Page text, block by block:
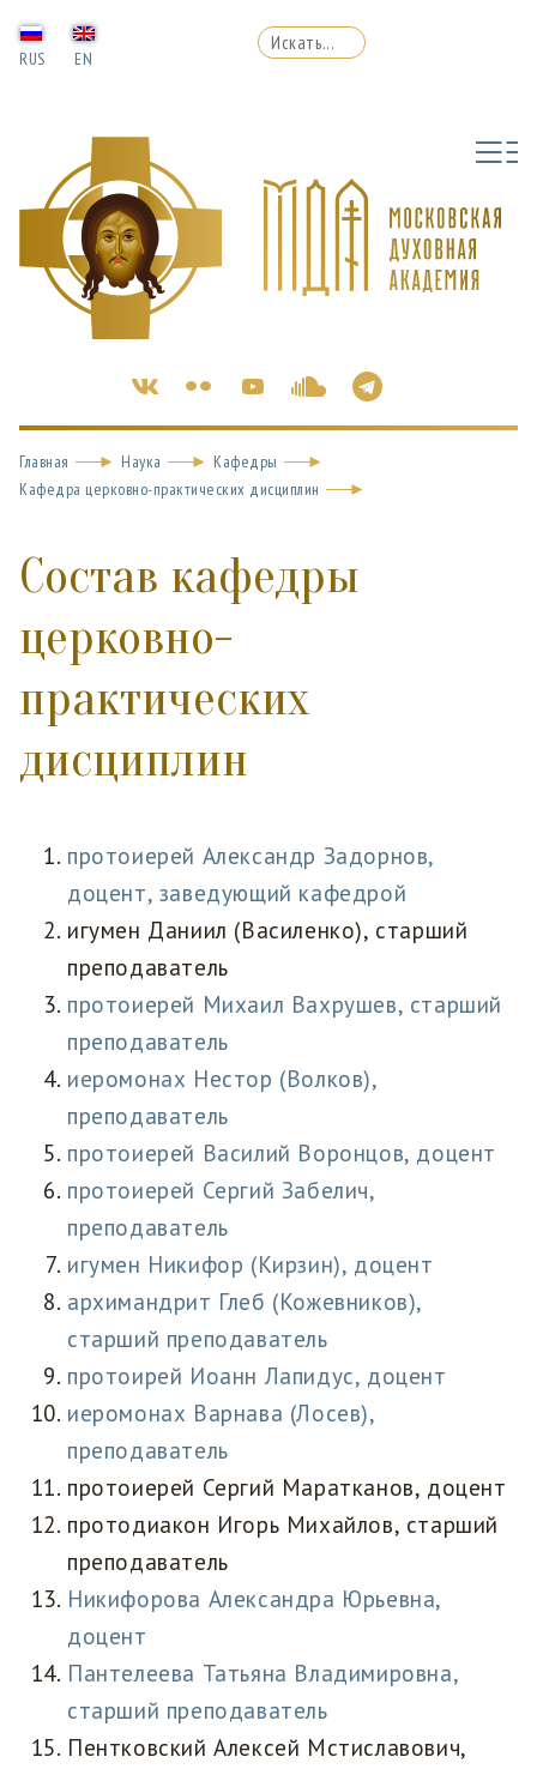
RUS EN
Главная Наука
Кафедры
Кафедра церковно-практических дисциплин
Состав кафедры
церковно-
практических
дисциплин
протоиерей Александр Задорнов,
доцент, заведующий кафедрой
игумен Даниил (Василенко), старший
преподаватель
протоиерей Михаил Вахрушев, старший
преподаватель
иеромонах Нестор (Волков),
преподаватель
протоиерей Василий Воронцов, доцент
протоиерей Сергий Забелич,
преподаватель
игумен Никифор (Кирзин), доцент
архимандрит Глеб (Кожевников),
старший преподаватель
протоирей Иоанн Лапидус, доцент
иеромонах Варнава (Лосев),
преподаватель
протоиерей Сергий Маратканов, доцент
протодиакон Игорь Михайлов, старший
преподаватель
Никифорова Александра Юрьевна,
доцент
Пантелеева Татьяна Владимировна,
старший преподаватель
Пентковский Алексей Мстиславович,